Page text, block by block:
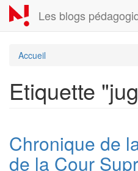
Aller
au
contenu
Les blogs
Accueil
Etiquette
Chronique de
de la Cour